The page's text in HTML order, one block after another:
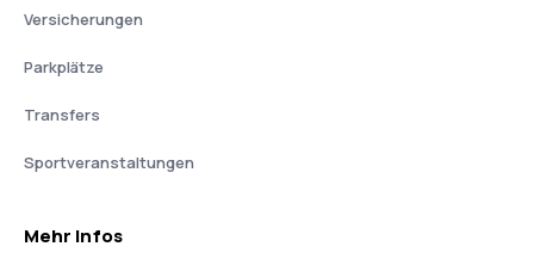
Versicherungen
Parkplätze
Transfers
Sportveranstaltungen
Mehr Infos